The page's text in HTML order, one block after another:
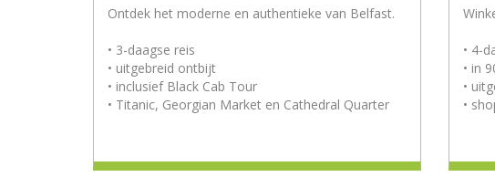
Ontdek het moderne en authentieke van Belfast.
• 3-daagse reis
• uitgebreid ontbijt
• inclusief Black Cab Tour
• Titanic, Georgian Market en Cathedral Quarter
• 4-
• in
•
•